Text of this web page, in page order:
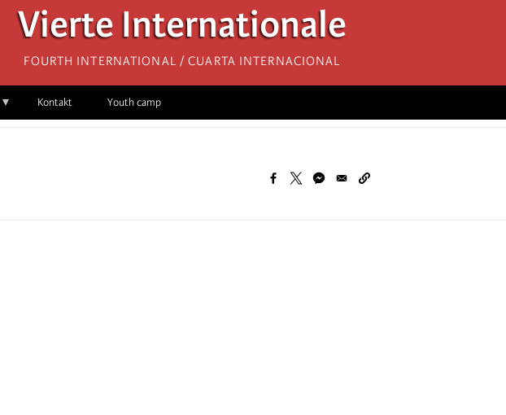
Vierte Internationale
Fourth International / Cuarta Internacional
Kontakt Youth camp